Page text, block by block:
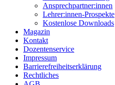
Ansprechpartner:innen
Lehrer:innen-Prospekte
Kostenlose Downloads
Magazin
Kontakt
Dozentenservice
Impressum
Barrierefreiheitserklärung
Rechtliches